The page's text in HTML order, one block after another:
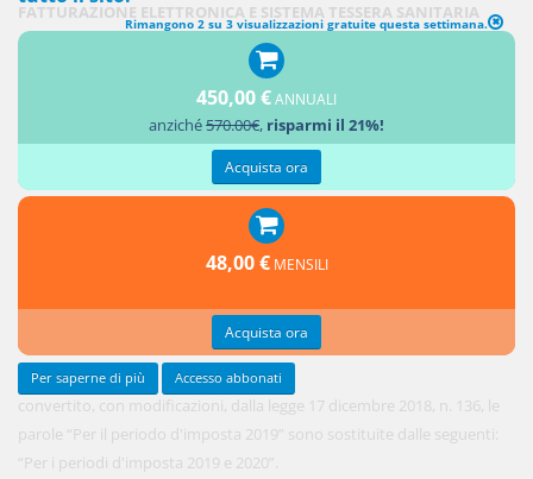
FATTURAZIONE ELETTRONICA E SISTEMA TESSERA SANITARIA
convertito, con modificazioni, dalla legge 17 dicembre 2018, n. 136, le
parole “Per il periodo d'imposta 2019” sono sostituite dalle seguenti:
“Per i periodi d'imposta 2019 e 2020”.
Rimangono 2 su 3 visualizzazioni gratuite questa settimana.
450,00 €ANNUALI
anziché570.00€, risparmi il 21%!
Acquista ora
48,00 € MENSILI
Acquista ora
Per saperne di più Accesso abbonati